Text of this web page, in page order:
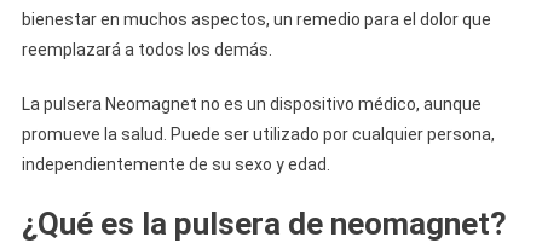
bienestar en muchos aspectos, un remedio para el dolor que
reemplazará a todos los demás.
La pulsera Neomagnet no es un dispositivo médico, aunque
promueve la salud. Puede ser utilizado por cualquier persona,
independientemente de su sexo y edad.
¿Qué es la pulsera de neomagnet?